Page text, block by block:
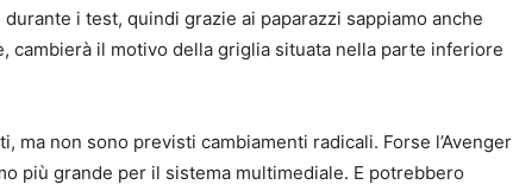
i test, quindi grazie ai paparazzi sappiamo anche
cambierà il motivo della griglia situata nella parte inferiore
ma non sono previsti cambiamenti radicali. Forse l’Avenger
più grande per il sistema multimediale. E potrebbero